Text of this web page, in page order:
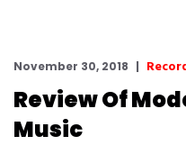
November 30, 2018
Review Of
Music